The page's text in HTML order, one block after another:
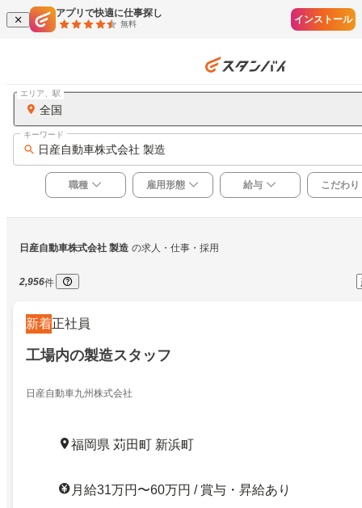
アプリで快適に仕事探し
無料 インストール
全国
エリア、駅
日産自動車株式会社 製造
キーワード
職種 雇用形態 給与 こだわり
日産自動車株式会社 製造 の求人・仕事・採用
2,956件
新着正社員
工場内の製造スタッフ
日産自動車九州株式会社
福岡県 苅田町 新浜町
月給31万円〜60万円 / 賞与・昇給あり